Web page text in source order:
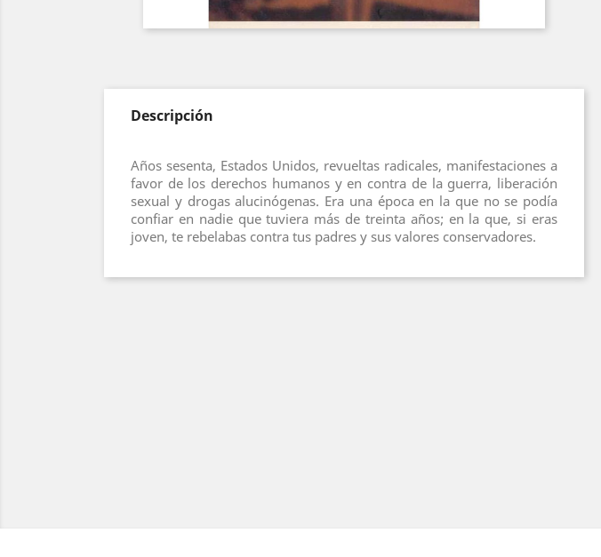
Descripción
Años sesenta, Estados Unidos, revueltas radicales, manifestaciones a
favor de los derechos humanos y en contra de la guerra, liberación
sexual y drogas alucinógenas. Era una época en la que no se podía
confiar en nadie que tuviera más de treinta años; en la que, si eras
joven, te rebelabas contra tus padres y sus valores conservadores.